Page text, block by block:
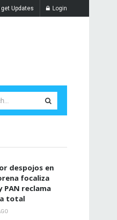
Updates Login
despojos en
focaliza
PAN reclama
total